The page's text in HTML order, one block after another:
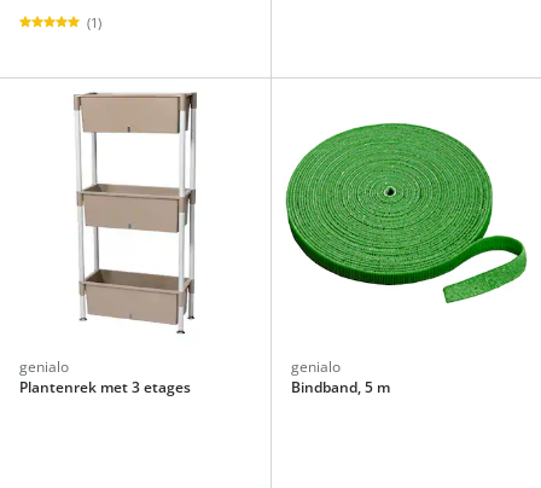
(1)
genialo
Plantenrek met 3 etages
genialo
Bindband, 5 m